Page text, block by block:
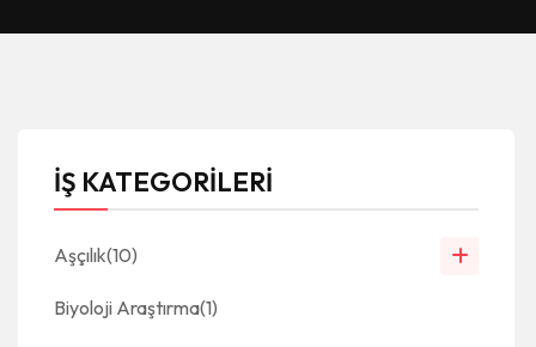
İŞ KATEGORİLERİ
Aşçılık(10)
Biyoloji Araştırma(1)